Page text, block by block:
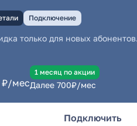
Подключение
только для новых абонентов.
₽/мес
1 месяц по акции
Далее 700₽/мес
Подключить